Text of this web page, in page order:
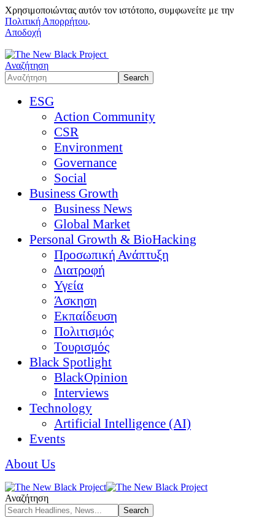
Χρησιμοποιώντας αυτόν τον ιστότοπο, συμφωνείτε με την
Πολιτική Απορρήτου.
Αποδοχή
Αναζήτηση
ESG
Action Community
CSR
Environment
Governance
Social
Business Growth
Business News
Global Market
Personal Growth & BioHacking
Προσωπική Ανάπτυξη
Διατροφή
Υγεία
Άσκηση
Εκπαίδευση
Πολιτισμός
Τουρισμός
Black Spotlight
BlackOpinion
Interviews
Technology
Artificial Intelligence (AI)
Events
About Us
Αναζήτηση